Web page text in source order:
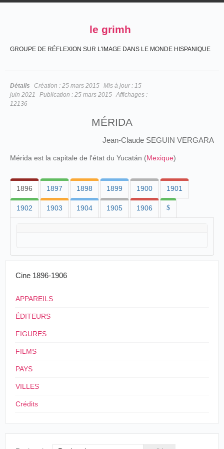
le grimh
GROUPE DE RÉFLEXION SUR L'IMAGE DANS LE MONDE HISPANIQUE
Détails Création : 25 mars 2015 Mis à jour : 15
juin 2021
Publication : 25 mars 2015 Affichages :
12136
MÉRIDA
Jean-Claude SEGUIN VERGARA
Mérida est la capitale de l'état du Yucatán (Mexique)
1896 1897 1898 1899 1900 1901
1902 1903 1904 1905 1906 $
Cine 1896-1906
APPAREILS
ÉDITEURS
FIGURES
FILMS
PAYS
VILLES
Crédits